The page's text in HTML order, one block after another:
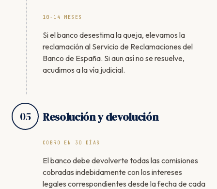
10-14 MESES
Si el banco desestima la queja, elevamos la
reclamación al Servicio de Reclamaciones del
Banco de España. Si aun así no se resuelve,
acudimos a la vía judicial.
05 Resolución y devolución
COBRO EN 30 DÍAS
El banco debe devolverte todas las comisiones
cobradas indebidamente con los intereses
legales correspondientes desde la fecha de cada